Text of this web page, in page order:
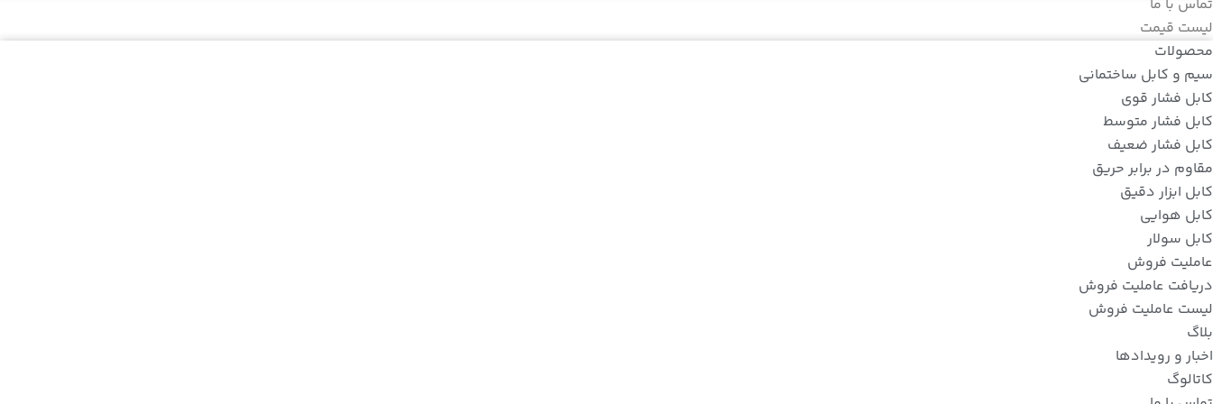
تماس با ما
لیست قیمت
محصولات
سیم و کابل ساختمانی
کابل فشار قوی
کابل فشار متوسط
کابل فشار ضعیف
مقاوم در برابر حریق
کابل ابزار دقیق
کابل هوایی
کابل سولار
عاملیت فروش
دریافت عاملیت فروش
لیست عاملیت فروش
بلاگ
اخبار و رویدادها
کاتالوگ